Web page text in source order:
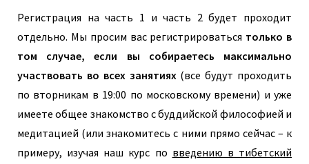
Регистрация на часть 1 и часть 2 будет проходит
отдельно. Мы просим вас регистрироваться только в
том случае, если вы собираетесь максимально
участвовать во всех занятиях (все будут проходить
по вторникам в 19:00 по московскому времени) и уже
имеете общее знакомство с буддийской философией и
медитацией (или знакомитесь с ними прямо сейчас – к
примеру, изучая наш курс по введению в тибетский